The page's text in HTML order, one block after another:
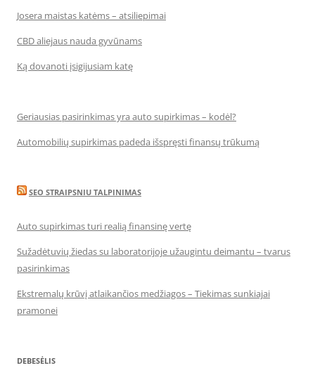
Josera maistas katėms – atsiliepimai
CBD aliejaus nauda gyvūnams
Ką dovanoti įsigijusiam katę
Geriausias pasirinkimas yra auto supirkimas – kodėl?
Automobilių supirkimas padeda išspręsti finansų trūkumą
SEO STRAIPSNIU TALPINIMAS
Auto supirkimas turi realią finansinę vertę
Sužadėtuvių žiedas su laboratorijoje užaugintu deimantu – tvarus
pasirinkimas
Ekstremalų krūvį atlaikančios medžiagos – Tiekimas sunkiajai
pramonei
DEBESĖLIS